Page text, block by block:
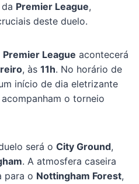
Premier League,
deste duelo.
Premier League acontecerá
, às11h. No horário de
início de dia eletrizante
o torneio
será oCity Ground,
. A atmosfera caseira
para o Nottingham Forest,